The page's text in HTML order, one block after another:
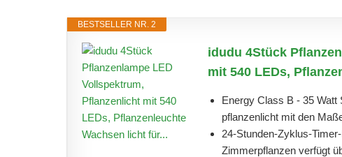
BESTSELLER NR. 2
idudu 4Stück
mit 540 LEDs,
Energy Class B - 35 Watt
pflanzenlicht mit den
24-Stunden-Zyklus-
Zimmerpflanzen verfügt